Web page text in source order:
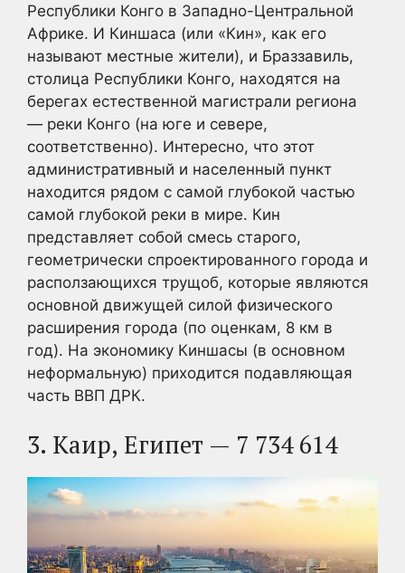
Республики Конго в Западно-Центральной
Африке. И Киншаса (или «Кин», как его
называют местные жители), и Браззавиль,
столица Республики Конго, находятся на
берегах естественной магистрали региона
— реки Конго (на юге и севере,
соответственно). Интересно, что этот
административный и населенный пункт
находится рядом с самой глубокой частью
самой глубокой реки в мире. Кин
представляет собой смесь старого,
геометрически спроектированного города и
расползающихся трущоб, которые являются
основной движущей силой физического
расширения города (по оценкам, 8 км в
год). На экономику Киншасы (в основном
неформальную) приходится подавляющая
часть ВВП ДРК.
3. Каир, Египет — 7 734 614